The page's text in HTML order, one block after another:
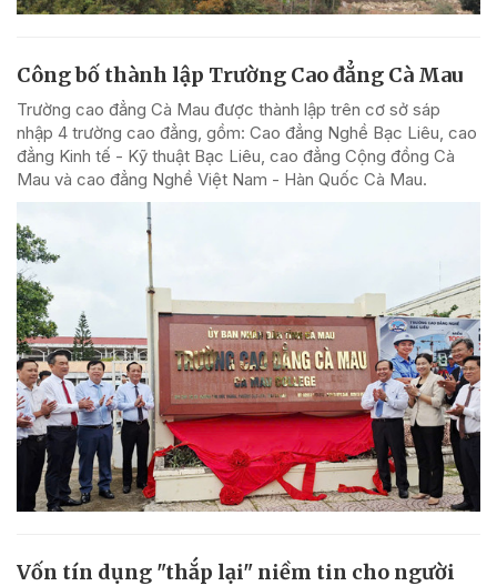
Công bố thành lập Trường Cao đẳng Cà Mau
Trường cao đẳng Cà Mau được thành lập trên cơ sở sáp
nhập 4 trường cao đẳng, gồm: Cao đẳng Nghề Bạc Liêu, cao
đẳng Kinh tế - Kỹ thuật Bạc Liêu, cao đẳng Cộng đồng Cà
Mau và cao đẳng Nghề Việt Nam - Hàn Quốc Cà Mau.
Vốn tín dụng "thắp lại" niềm tin cho người